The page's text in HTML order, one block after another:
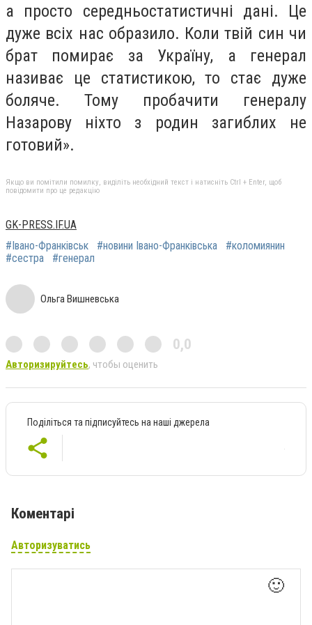
а просто середньостатистичні дані. Це
дуже всіх нас образило. Коли твій син чи
брат помирає за Україну, а генерал
називає це статистикою, то стає дуже
боляче. Тому пробачити генералу
Назарову ніхто з родин загиблих не
готовий».
Якщо ви помітили помилку, виділіть необхідний текст і натисніть Ctrl + Enter, щоб
повідомити про це редакцію
GK-PRESS.IF.UA
#Івано-Франківськ
#новини Івано-Франківська
#коломиянин
#сестра
#генерал
Ольга Вишневська
0,0
Авторизируйтесь, чтобы оценить
Поділіться та підписуйтесь на наші джерела
Коментарі
Авторизуватись
🙂